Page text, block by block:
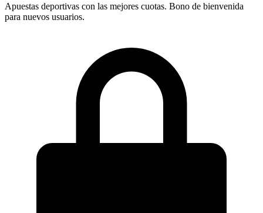
Apuestas deportivas con las mejores cuotas. Bono de bienvenida
para nuevos usuarios.